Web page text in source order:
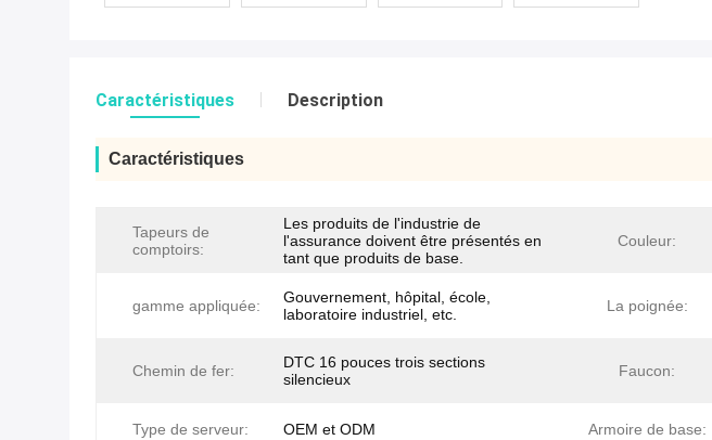
Caractéristiques Description
Caractéristiques
Tapeurs de
comptoirs:
Les produits de l'industrie de
l'assurance doivent être présentés en
tant que produits de base.
Couleur:
gamme appliquée:
Gouvernement, hôpital, école,
laboratoire industriel, etc.
La poignée:
Chemin de fer:
DTC 16 pouces trois sections
silencieux
Faucon:
Type de serveur: OEM et ODM Armoire de base: